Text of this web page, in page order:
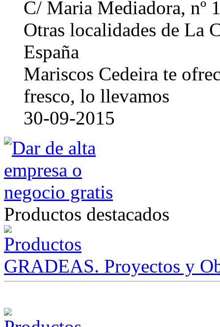
C/ Maria Mediadora, nº
Otras localidades de La
España
Mariscos Cedeira te
fresco, lo llevamos
30-09-2015
Productos destacados
GRADEAS. Proyectos y